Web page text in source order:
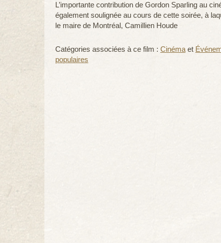
L’importante contribution de Gordon Sparling au
également soulignée au cours de cette soirée, à
le maire de Montréal, Camillien Houde
Catégories associées à ce film : Cinéma et
populaires